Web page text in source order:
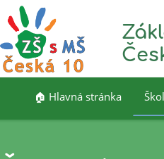
🏠︎ Hlavná stránka